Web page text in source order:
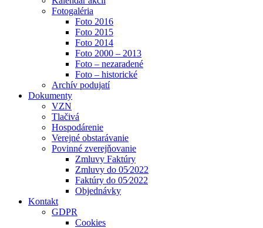
Fotogaléria
Foto 2016
Foto 2015
Foto 2014
Foto 2000 – 2013
Foto – nezaradené
Foto – historické
Archív podujatí
Dokumenty
VZN
Tlačivá
Hospodárenie
Verejné obstarávanie
Povinné zverejňovanie
Zmluvy Faktúry
Zmluvy do 05⁄2022
Faktúry do 05⁄2022
Objednávky
Kontakt
GDPR
Cookies